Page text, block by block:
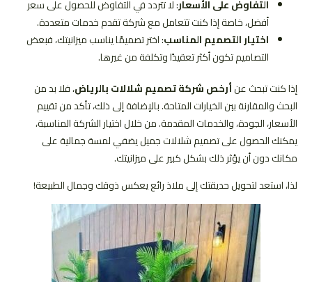
التفاوض على الأسعار: لا تتردد في التفاوض للحصول على سعر
أفضل، خاصة إذا كنت تتعامل مع شركة تقدم خدمات متعددة.
اختيار التصميم المناسب: اختر تصميمًا يناسب ميزانيتك، فبعض
التصاميم تكون أكثر تعقيدًا وتكلفة من غيرها.
إذا كنت تبحث عنأرخص شركة تصميم شلالات بالرياض، فلا بد من
البحث والمقارنة بين الخيارات المتاحة. بالإضافة إلى ذلك، تأكد من تقييم
الأسعار، الجودة، والخدمات المقدمة. من خلال اختيار الشركة المناسبة،
يمكنك الحصول على تصميم شلالات جميل يضفي لمسة جمالية على
مكانك دون أن يؤثر ذلك بشكل كبير على ميزانيتك.
لذا، استعد لتحويل حديقتك إلى ملاذ رائع يعكس ذوقك وجمال الطبيعة!